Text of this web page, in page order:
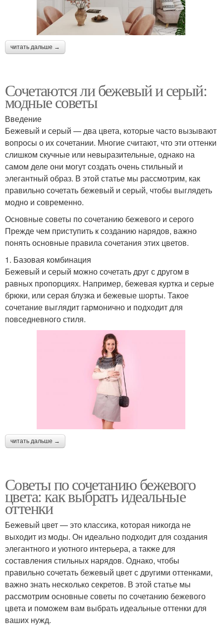
читать дальше →
Сочетаются ли бежевый и серый:
модные советы
Введение
Бежевый и серый — два цвета, которые часто вызывают
вопросы о их сочетании. Многие считают, что эти оттенки
слишком скучные или невыразительные, однако на
самом деле они могут создать очень стильный и
элегантный образ. В этой статье мы рассмотрим, как
правильно сочетать бежевый и серый, чтобы выглядеть
модно и современно.
Основные советы по сочетанию бежевого и серого
Прежде чем приступить к созданию нарядов, важно
понять основные правила сочетания этих цветов.
1. Базовая комбинация
Бежевый и серый можно сочетать друг с другом в
равных пропорциях. Например, бежевая куртка и серые
брюки, или серая блузка и бежевые шорты. Такое
сочетание выглядит гармонично и подходит для
повседневного стиля.
читать дальше →
Советы по сочетанию бежевого
цвета: как выбрать идеальные
оттенки
Бежевый цвет — это классика, которая никогда не
выходит из моды. Он идеально подходит для создания
элегантного и уютного интерьера, а также для
составления стильных нарядов. Однако, чтобы
правильно сочетать бежевый цвет с другими оттенками,
важно знать несколько секретов. В этой статье мы
рассмотрим основные советы по сочетанию бежевого
цвета и поможем вам выбрать идеальные оттенки для
ваших нужд.